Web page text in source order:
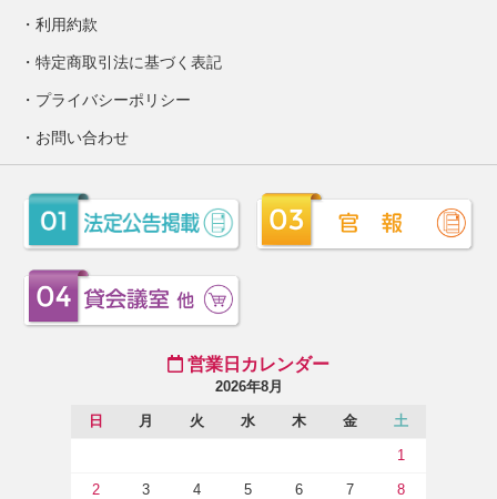
利用約款
特定商取引法に基づく表記
プライバシーポリシー
お問い合わせ
営業日カレンダー
2026年8月
日 月 火 水 木 金 土
1
2 3 4 5 6 7 8